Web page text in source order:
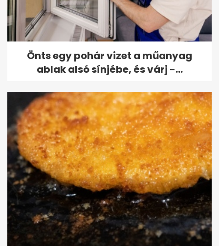
Önts egy pohár vizet a műanyag
ablak alsó sínjébe, és várj -...